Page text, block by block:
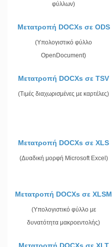
φύλλων)
Μετατροπή DOCXs σε ODS
(Υπολογιστικό φύλλο
OpenDocument)
Μετατροπή DOCXs σε TSV
(Τιμές διαχωρισμένες με καρτέλες)
Μετατροπή DOCXs σε XLS
(Δυαδική μορφή Microsoft Excel)
Μετατροπή DOCXs σε XLSM
(Υπολογιστικό φύλλο με
δυνατότητα μακροεντολής)